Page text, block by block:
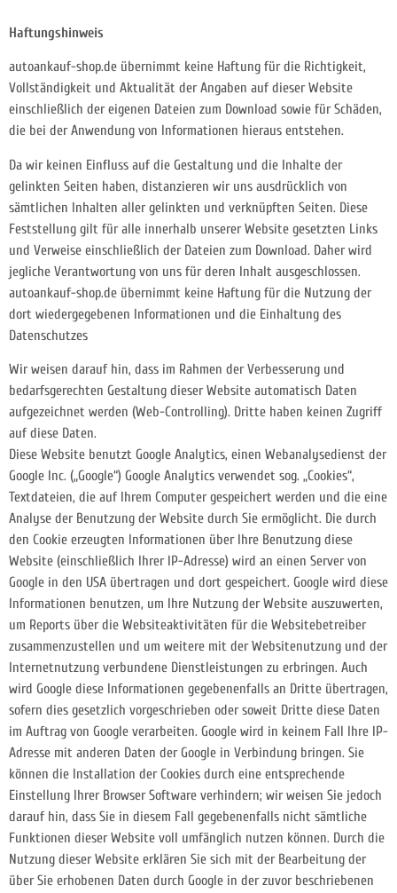
Haftungshinweis
autoankauf-shop.de übernimmt keine Haftung für die Richtigkeit,
Vollständigkeit und Aktualität der Angaben auf dieser Website
einschließlich der eigenen Dateien zum Download sowie für Schäden,
die bei der Anwendung von Informationen hieraus entstehen.
Da wir keinen Einfluss auf die Gestaltung und die Inhalte der
gelinkten Seiten haben, distanzieren wir uns ausdrücklich von
sämtlichen Inhalten aller gelinkten und verknüpften Seiten. Diese
Feststellung gilt für alle innerhalb unserer Website gesetzten Links
und Verweise einschließlich der Dateien zum Download. Daher wird
jegliche Verantwortung von uns für deren Inhalt ausgeschlossen.
autoankauf-shop.de übernimmt keine Haftung für die Nutzung der
dort wiedergegebenen Informationen und die Einhaltung des
Datenschutzes
Wir weisen darauf hin, dass im Rahmen der Verbesserung und
bedarfsgerechten Gestaltung dieser Website automatisch Daten
aufgezeichnet werden (Web-Controlling). Dritte haben keinen Zugriff
auf diese Daten.
Diese Website benutzt Google Analytics, einen Webanalysedienst der
Google Inc. („Google“) Google Analytics verwendet sog. „Cookies“,
Textdateien, die auf Ihrem Computer gespeichert werden und die eine
Analyse der Benutzung der Website durch Sie ermöglicht. Die durch
den Cookie erzeugten Informationen über Ihre Benutzung diese
Website (einschließlich Ihrer IP-Adresse) wird an einen Server von
Google in den USA übertragen und dort gespeichert. Google wird diese
Informationen benutzen, um Ihre Nutzung der Website auszuwerten,
um Reports über die Websiteaktivitäten für die Websitebetreiber
zusammenzustellen und um weitere mit der Websitenutzung und der
Internetnutzung verbundene Dienstleistungen zu erbringen. Auch
wird Google diese Informationen gegebenenfalls an Dritte übertragen,
sofern dies gesetzlich vorgeschrieben oder soweit Dritte diese Daten
im Auftrag von Google verarbeiten. Google wird in keinem Fall Ihre IP-
Adresse mit anderen Daten der Google in Verbindung bringen. Sie
können die Installation der Cookies durch eine entsprechende
Einstellung Ihrer Browser Software verhindern; wir weisen Sie jedoch
darauf hin, dass Sie in diesem Fall gegebenenfalls nicht sämtliche
Funktionen dieser Website voll umfänglich nutzen können. Durch die
Nutzung dieser Website erklären Sie sich mit der Bearbeitung der
über Sie erhobenen Daten durch Google in der zuvor beschriebenen